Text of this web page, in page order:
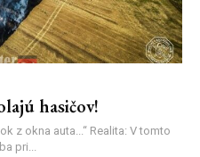
hasičov!
z okna auta...“ ​Realita: V tomto
pri...